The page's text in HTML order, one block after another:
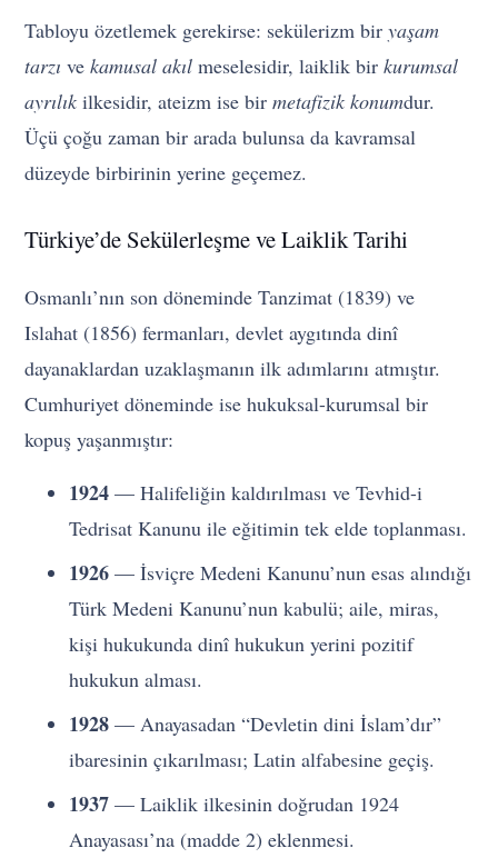
Tabloyu özetlemek gerekirse: sekülerizm biryaşam
tarzı vekamusal akıl meselesidir, laiklik birkurumsal
ayrılık ilkesidir, ateizm ise birmetafizik konumdur.
Üçü çoğu zaman bir arada bulunsa da kavramsal
düzeyde birbirinin yerine geçemez.
Türkiye’de Sekülerleşme ve Laiklik Tarihi
Osmanlı’nın son döneminde Tanzimat (1839) ve
Islahat (1856) fermanları, devlet aygıtında dinî
dayanaklardan uzaklaşmanın ilk adımlarını atmıştır.
Cumhuriyet döneminde ise hukuksal-kurumsal bir
kopuş yaşanmıştır:
1924 — Halifeliğin kaldırılması ve Tevhid-i
Tedrisat Kanunu ile eğitimin tek elde toplanması.
1926 — İsviçre Medeni Kanunu’nun esas alındığı
Türk Medeni Kanunu’nun kabulü; aile, miras,
kişi hukukunda dinî hukukun yerini pozitif
hukukun alması.
1928 — Anayasadan “Devletin dini İslam’dır”
ibaresinin çıkarılması; Latin alfabesine geçiş.
1937 — Laiklik ilkesinin doğrudan 1924
Anayasası’na (madde 2) eklenmesi.